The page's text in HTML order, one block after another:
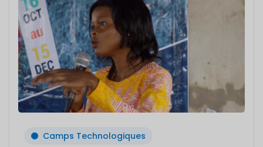
Camps Technologiques